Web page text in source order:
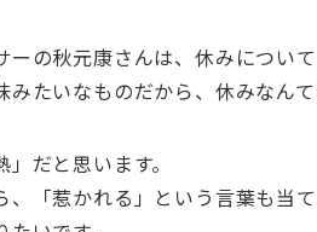
ーの秋元康さんは、休みについて
みたいなものだから、休みなんて
だと思います。
、「惹かれる」という言葉も当